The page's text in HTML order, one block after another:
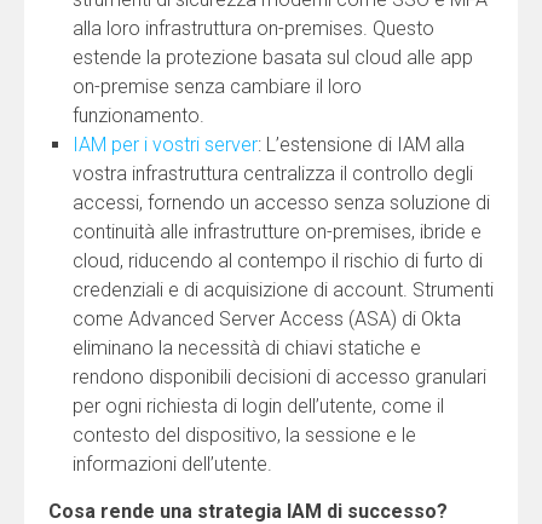
alla loro infrastruttura on-premises. Questo
estende la protezione basata sul cloud alle app
on-premise senza cambiare il loro
funzionamento.
IAM per i vostri server: L’estensione di IAM alla
vostra infrastruttura centralizza il controllo degli
accessi, fornendo un accesso senza soluzione di
continuità alle infrastrutture on-premises, ibride e
cloud, riducendo al contempo il rischio di furto di
credenziali e di acquisizione di account. Strumenti
come Advanced Server Access (ASA) di Okta
eliminano la necessità di chiavi statiche e
rendono disponibili decisioni di accesso granulari
per ogni richiesta di login dell’utente, come il
contesto del dispositivo, la sessione e le
informazioni dell’utente.
Cosa rende una strategia IAM di successo?